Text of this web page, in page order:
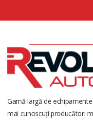
Gamă largă de
mai cunoscuți producători